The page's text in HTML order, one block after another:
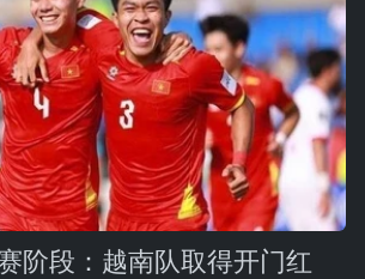
阶段：越南队取得开门红